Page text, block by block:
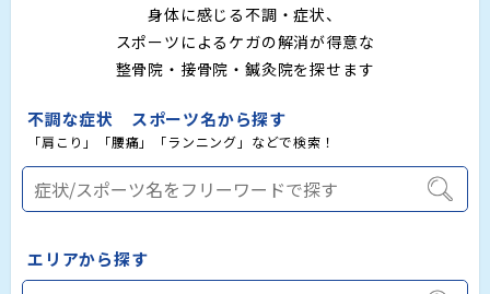
身体に感じる不調・症状、
スポーツによるケガの解消が得意な
整骨院・接骨院・鍼灸院を探せます
不調な症状 スポーツ名から探す
「肩こり」「腰痛」「ランニング」などで検索！
エリアから探す